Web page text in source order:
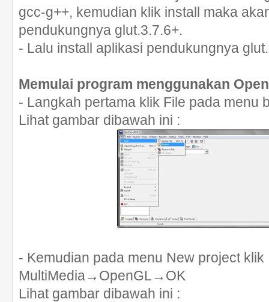
gcc-g++, kemudian klik install maka
pendukungnya glut.3.7.6+.
- Lalu install aplikasi pendukungnya
Memulai program menggunakan
- Langkah pertama klik File pada
Lihat gambar dibawah ini :
- Kemudian pada menu New project klik
MultiMedia→OpenGL→OK
Lihat gambar dibawah ini :